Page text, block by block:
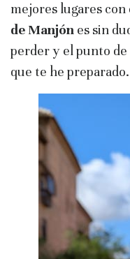
mejores lugares
de Manjón es sin
perder y el punto
que te he